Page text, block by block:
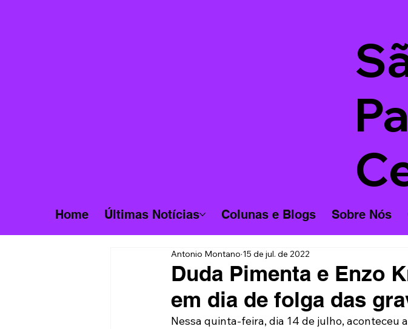
Home Últimas Notícias Colunas e Blogs Sobre Nós
Duda Pimenta e Enzo
em dia de folga das
Antonio Montano 15 de jul. de 2022
Nessa quinta-feira, dia 14 de julho, aconteceu